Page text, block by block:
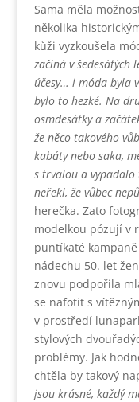
Sama měla
několika
kůži vyzkoušela
začíná v šedesátých
účesy… i móda byla
bylo to hezké. Na
osmdesátky a
že něco takového
kabáty nebo saka,
s trvalou a
neřekl, že vůbec
herečka. Zato
modelkou pózují v
puntíkaté
nádechu 50. let
znovu podpořila
se nafotit s
v prostředí
stylových
problémy. Jak
chtěla by takový
jsou krásné, každý